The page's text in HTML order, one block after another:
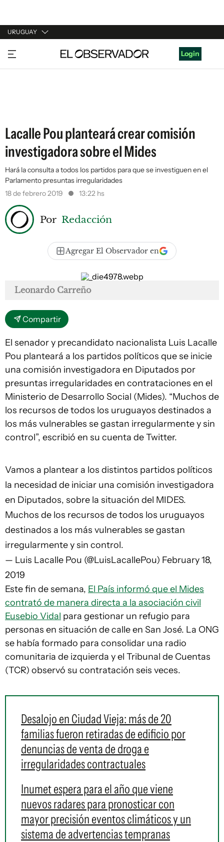
URUGUAY
URUGUAY
ARGENTINA
Login
Lacalle Pou planteará crear comisión
investigadora sobre el Mides
Hará la consulta a todos los partidos para que se investiguen en el
Parlamento presuntas irregularidades
18 de febrero 2019
13:22 hs
Por Redacción
Agregar El Observador en
Leonardo Carreño
Compartir
El senador y precandidato nacionalista Luis Lacalle
Pou planteará a los partidos políticos que se inicie
una comisión investigadora en Diputados por
presuntas irregularidades en contrataciones en el
Ministerio de Desarrollo Social (Mides). “Muchos de
los recursos de todos los uruguayos destinados a
los más vulnerables se gastan irregularmente y sin
control”, escribió en su cuenta de Twitter.
Vamos a plantear a los distintos partidos políticos
la necesidad de iniciar una comisión investigadora
en Diputados, sobre la situación del MIDES.
Muchos de los recursos de todos los uruguayos
destinados a los más vulnerables se gastan
irregularmente y sin control.
— Luis Lacalle Pou (@LuisLacallePou) February 18,
2019
Este fin de semana, El País informó que el Mides
contrató de manera directa a la asociación civil
Eusebio Vidal para gestionar un refugio para
personas en situación de calle en San José. La ONG
se había formado para consolidar una radio
comunitaria de izquierda y el Tribunal de Cuentas
(TCR) observó su contratación seis veces.
Desalojo en Ciudad Vieja: más de 20
familias fueron retiradas de edificio por
denuncias de venta de droga e
irregularidades contractuales
Inumet espera para el año que viene
nuevos radares para pronosticar con
mayor precisión eventos climáticos y un
sistema de advertencias tempranas